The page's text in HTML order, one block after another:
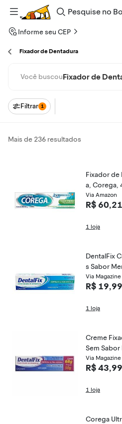
Pesquise
Bondfaro
Informe seu CEP
Fixador de Dentadura
Você buscouFixador de
Filtrar 1
Mais de 236 resultados
Fixador de
a, Corega,
Via Amazon
R$ 60,21
1 loja
DentalFix
s Sabor
Via Magazine
R$ 19,99
1 loja
Creme
Sem Sabor
Via Magazine
R$ 43,99
1 loja
Corega